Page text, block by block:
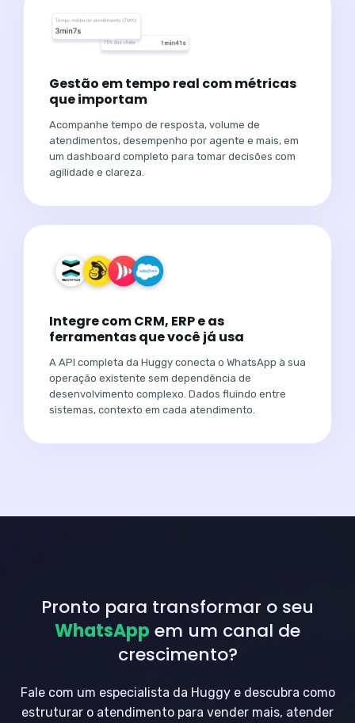
Gestão em tempo real com métricas
que importam
Acompanhe tempo de resposta, volume de
atendimentos, desempenho por agente e mais, em
um dashboard completo para tomar decisões com
agilidade e clareza.
Integre com CRM, ERP e as
ferramentas que você já usa
A API completa da Huggy conecta o WhatsApp à sua
operação existente sem dependência de
desenvolvimento complexo. Dados fluindo entre
sistemas, contexto em cada atendimento.
Pronto para transformar o seu
WhatsApp em um canal de
crescimento?
Fale com um especialista da Huggy e descubra como
estruturar o atendimento para vender mais, atender